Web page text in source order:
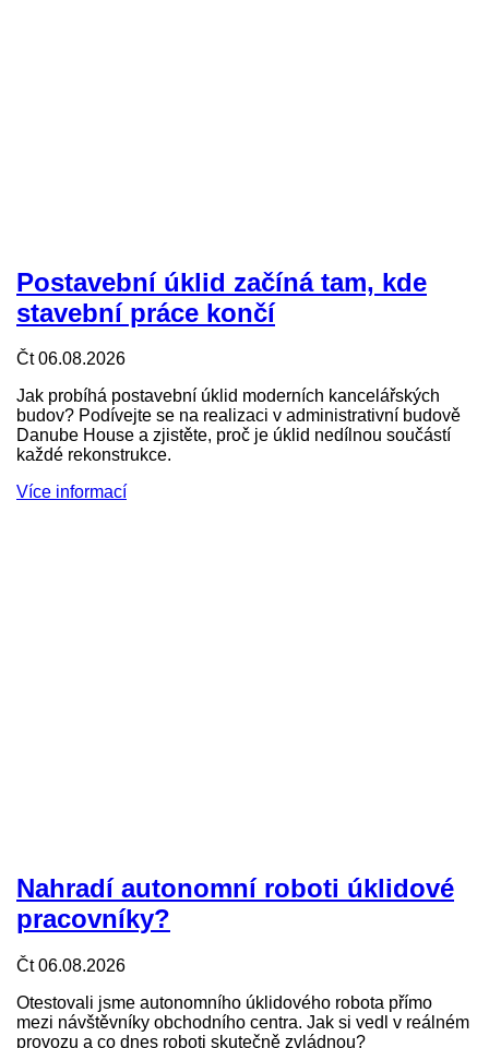
Postavební úklid začíná tam, kde
stavební práce končí
Čt 06.08.2026
Jak probíhá postavební úklid moderních kancelářských
budov? Podívejte se na realizaci v administrativní budově
Danube House a zjistěte, proč je úklid nedílnou součástí
každé rekonstrukce.
Více informací
Nahradí autonomní roboti úklidové
pracovníky?
Čt 06.08.2026
Otestovali jsme autonomního úklidového robota přímo
mezi návštěvníky obchodního centra. Jak si vedl v reálném
provozu a co dnes roboti skutečně zvládnou?